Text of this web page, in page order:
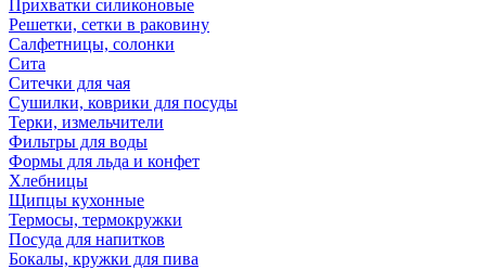
Прихватки силиконовые
Решетки, сетки в раковину
Салфетницы, солонки
Сита
Ситечки для чая
Сушилки, коврики для посуды
Терки, измельчители
Фильтры для воды
Формы для льда и конфет
Хлебницы
Щипцы кухонные
Термосы, термокружки
Посуда для напитков
Бокалы, кружки для пива